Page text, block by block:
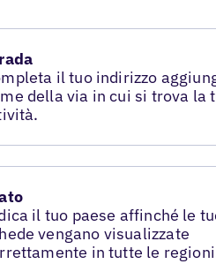
il tuo indirizzo
della via in cui si trova la
il tuo paese affinché le
vengano visualizzate
in tutte le